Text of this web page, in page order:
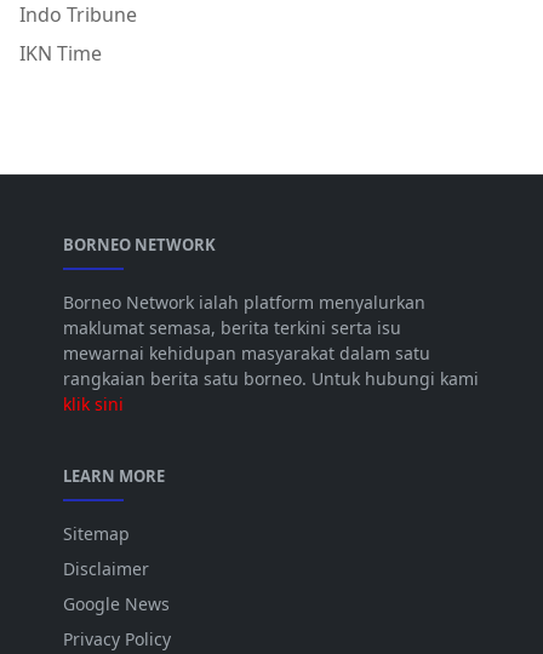
Indo Tribune
IKN Time
BORNEO NETWORK
Borneo Network ialah platform menyalurkan
maklumat semasa, berita terkini serta isu
mewarnai kehidupan masyarakat dalam satu
rangkaian berita satu borneo. Untuk hubungi kami
klik sini
LEARN MORE
Sitemap
Disclaimer
Google News
Privacy Policy